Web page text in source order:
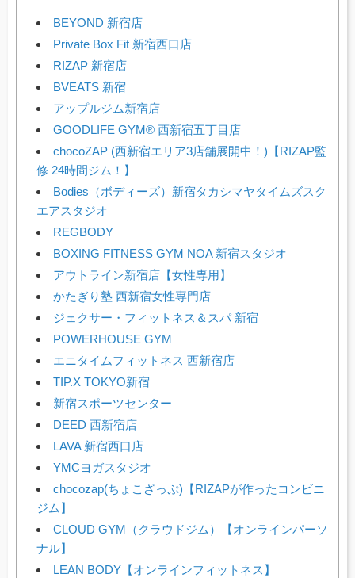
BEYOND 新宿店
Private Box Fit 新宿西口店
RIZAP 新宿店
BVEATS 新宿
アップルジム新宿店
GOODLIFE GYM® 西新宿五丁目店
chocoZAP (西新宿エリア3店舗展開中！)【RIZAP監
修 24時間ジム！】
Bodies（ボディーズ）新宿タカシマヤタイムズスク
エアスタジオ
REGBODY
BOXING FITNESS GYM NOA 新宿スタジオ
アウトライン新宿店【女性専用】
かたぎり塾 西新宿女性専門店
ジェクサー・フィットネス＆スパ 新宿
POWERHOUSE GYM
エニタイムフィットネス 西新宿店
TIP.X TOKYO新宿
新宿スポーツセンター
DEED 西新宿店
LAVA 新宿西口店
YMCヨガスタジオ
chocozap(ちょこざっぷ)【RIZAPが作ったコンビニ
ジム】
CLOUD GYM（クラウドジム）【オンラインパーソ
ナル】
LEAN BODY【オンラインフィットネス】